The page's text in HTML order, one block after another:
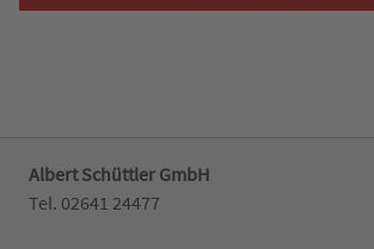
Albert Schüttler GmbH
Tel. 02641 24477‬